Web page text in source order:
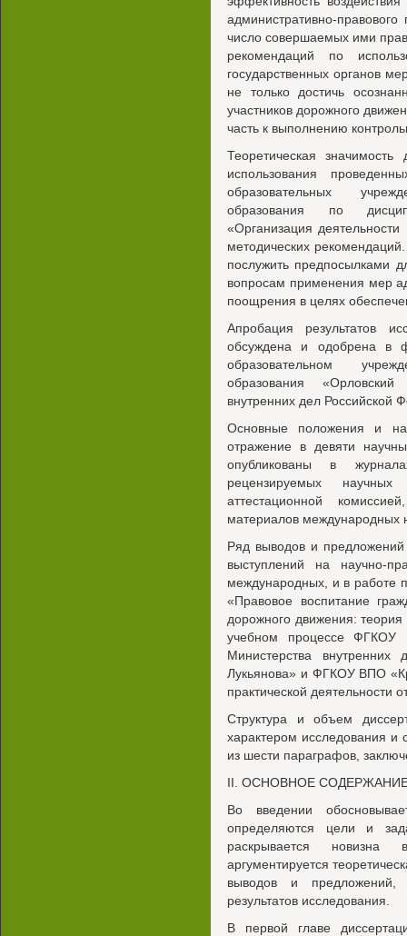
административно-
число совершаемых ими
рекомендаций по
государственных органов
не только достичь
участников дорожного
часть к выполнению
Теоретическая
использования
образовательных
образования по
«Организация
методических
послужить предпосылками
вопросам применения мер
поощрения в целях
Апробация результатов
обсуждена и одобрена в
образовательном
образования
внутренних дел Российской
Основные положения и
отражение в девяти
опубликованы в
рецензируемых
аттестационной
материалов международных
Ряд выводов и
выступлений на научно-
международных, и в работе
«Правовое воспитание
дорожного движения:
учебном процессе ФГКОУ
Министерства
Лукьянова» и ФГКОУ ВПО
практической
Структура и объем
характером исследования и
из шести параграфов,
II. ОСНОВНОЕ
Во введении
определяются цели и
раскрывается
аргументируется
выводов и предложений,
результатов исследования.
В первой главе